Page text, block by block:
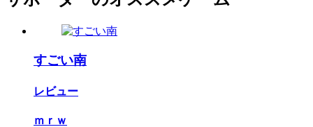
すごい南
レビュー
ｍｒｗ